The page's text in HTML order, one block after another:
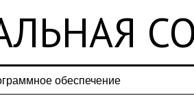
обеспечение